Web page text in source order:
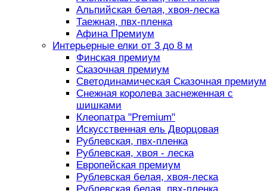
Альпийская белая, хвоя-леска
Таежная, пвх-пленка
Афина Премиум
Интерьерные елки от 3 до 8 м
Финская премиум
Сказочная премиум
Светодинамическая Сказочная премиум
Снежная королева заснеженная с
шишками
Клеопатра "Premium"
Искусственная ель Дворцовая
Рублевская, пвх-пленка
Рублевская, хвоя - леска
Европейская премиум
Рублевская белая, хвоя-леска